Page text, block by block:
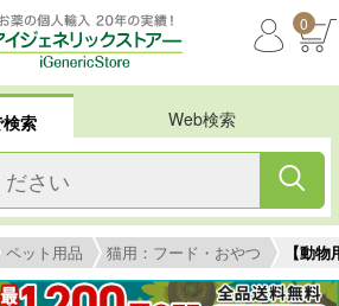
0
索 Web検索
ペット用品 猫用：フード・おやつ 【動